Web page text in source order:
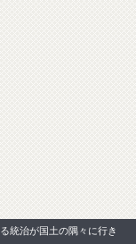
統治が国土の隅々に行き